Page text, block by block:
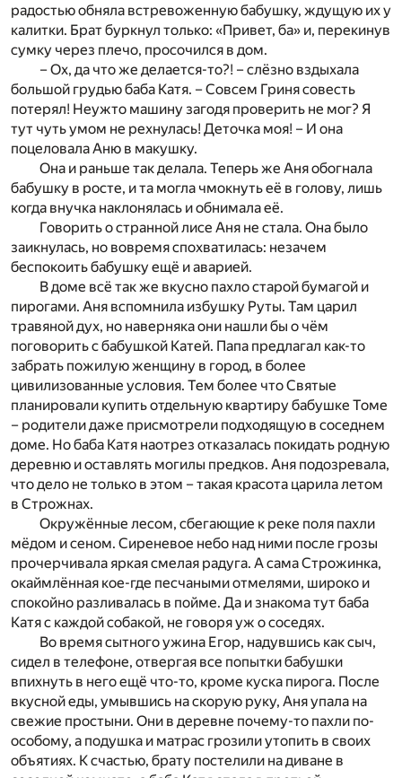
радостью обняла встревоженную бабушку, ждущую их у
калитки. Брат буркнул только: «Привет, ба» и, перекинув
сумку через плечо, просочился в дом.
– Ох, да что же делается-то?! – слёзно вздыхала
большой грудью баба Катя. – Совсем Гриня совесть
потерял! Неужто машину загодя проверить не мог? Я
тут чуть умом не рехнулась! Деточка моя! – И она
поцеловала Аню в макушку.
Она и раньше так делала. Теперь же Аня обогнала
бабушку в росте, и та могла чмокнуть её в голову, лишь
когда внучка наклонялась и обнимала её.
Говорить о странной лисе Аня не стала. Она было
заикнулась, но вовремя спохватилась: незачем
беспокоить бабушку ещё и аварией.
В доме всё так же вкусно пахло старой бумагой и
пирогами. Аня вспомнила избушку Руты. Там царил
травяной дух, но наверняка они нашли бы о чём
поговорить с бабушкой Катей. Папа предлагал как-то
забрать пожилую женщину в город, в более
цивилизованные условия. Тем более что Святые
планировали купить отдельную квартиру бабушке Томе
– родители даже присмотрели подходящую в соседнем
доме. Но баба Катя наотрез отказалась покидать родную
деревню и оставлять могилы предков. Аня подозревала,
что дело не только в этом – такая красота царила летом
в Строжнах.
Окружённые лесом, сбегающие к реке поля пахли
мёдом и сеном. Сиреневое небо над ними после грозы
прочерчивала яркая смелая радуга. А сама Строжинка,
окаймлённая кое-где песчаными отмелями, широко и
спокойно разливалась в пойме. Да и знакома тут баба
Катя с каждой собакой, не говоря уж о соседях.
Во время сытного ужина Егор, надувшись как сыч,
сидел в телефоне, отвергая все попытки бабушки
впихнуть в него ещё что-то, кроме куска пирога. После
вкусной еды, умывшись на скорую руку, Аня упала на
свежие простыни. Они в деревне почему-то пахли по-
особому, а подушка и матрас грозили утопить в своих
объятиях. К счастью, брату постелили на диване в